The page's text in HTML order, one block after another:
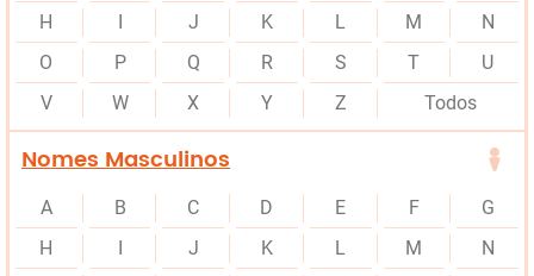
H
J K L M
N
O
P Q R S T
U
V
W X Y Z Todos
Nomes Masculinos
A B C D E F
G
H
J K L M
N